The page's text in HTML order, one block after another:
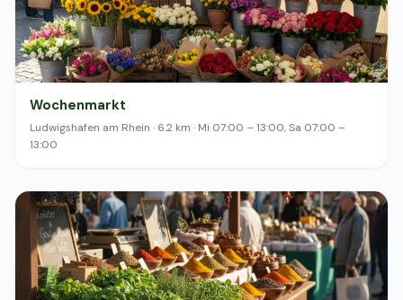
Wochenmarkt
Ludwigshafen am Rhein · 6.2 km · Mi 07:00 – 13:00, Sa 07:00 –
13:00